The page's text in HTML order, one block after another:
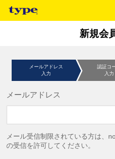
新規会
メールアドレス
入力
認証コ
入力
メールアドレス
メール受信制限されている方は、
の受信を許可してください。